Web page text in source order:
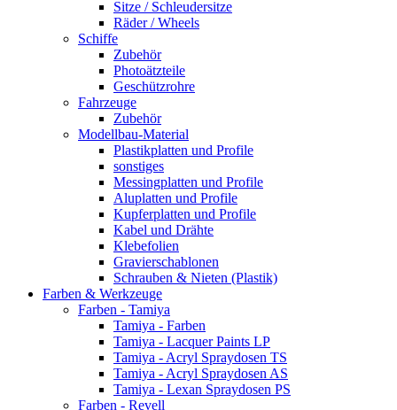
Sitze / Schleudersitze
Räder / Wheels
Schiffe
Zubehör
Photoätzteile
Geschützrohre
Fahrzeuge
Zubehör
Modellbau-Material
Plastikplatten und Profile
sonstiges
Messingplatten und Profile
Aluplatten und Profile
Kupferplatten und Profile
Kabel und Drähte
Klebefolien
Gravierschablonen
Schrauben & Nieten (Plastik)
Farben & Werkzeuge
Farben - Tamiya
Tamiya - Farben
Tamiya - Lacquer Paints LP
Tamiya - Acryl Spraydosen TS
Tamiya - Acryl Spraydosen AS
Tamiya - Lexan Spraydosen PS
Farben - Revell